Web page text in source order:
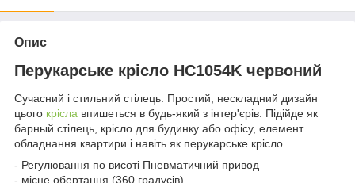
Опис
Перукарське крісло HC1054K червоний
Сучасний і стильний стілець. Простий, нескладний дизайн
цього крісла впишеться в будь-який з інтер'єрів. Підійде як
барный стілець, крісло для будинку або офісу, елемент
обладнання квартири і навіть як перукарське крісло.
- Регулювання по висоті Пневматичний привод
- місце обертання (360 градусів)